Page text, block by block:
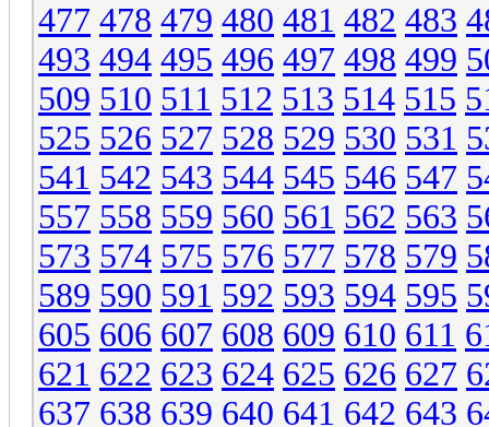
477 478 479 480 481 482 483
493 494 495 496 497 498 499
509 510 511 512 513 514 515
525 526 527 528 529 530 531
541 542 543 544 545 546 547
557 558 559 560 561 562 563
573 574 575 576 577 578 579
589 590 591 592 593 594 595
605 606 607 608 609 610 611
621 622 623 624 625 626 627
637 638 639 640 641 642 643